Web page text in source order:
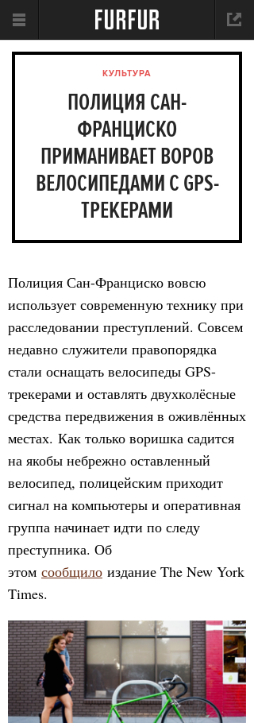
КУЛЬТУРА
ПОЛИЦИЯ САН-
ФРАНЦИСКО
ПРИМАНИВАЕТ ВОРОВ
ВЕЛОСИПЕДАМИ С GPS-
ТРЕКЕРАМИ
Полиция Сан-Франциско вовсю
использует современную технику при
расследовании преступлений. Совсем
недавно служители правопорядка
стали оснащать велосипеды GPS-
трекерами и оставлять двухколёсные
средства передвижения в оживлённых
местах. Как только воришка садится
на якобы небрежно оставленный
велосипед, полицейским приходит
сигнал на компьютеры и оперативная
группа начинает идти по следу
преступника. Об
этом сообщило издание The New York
Times.